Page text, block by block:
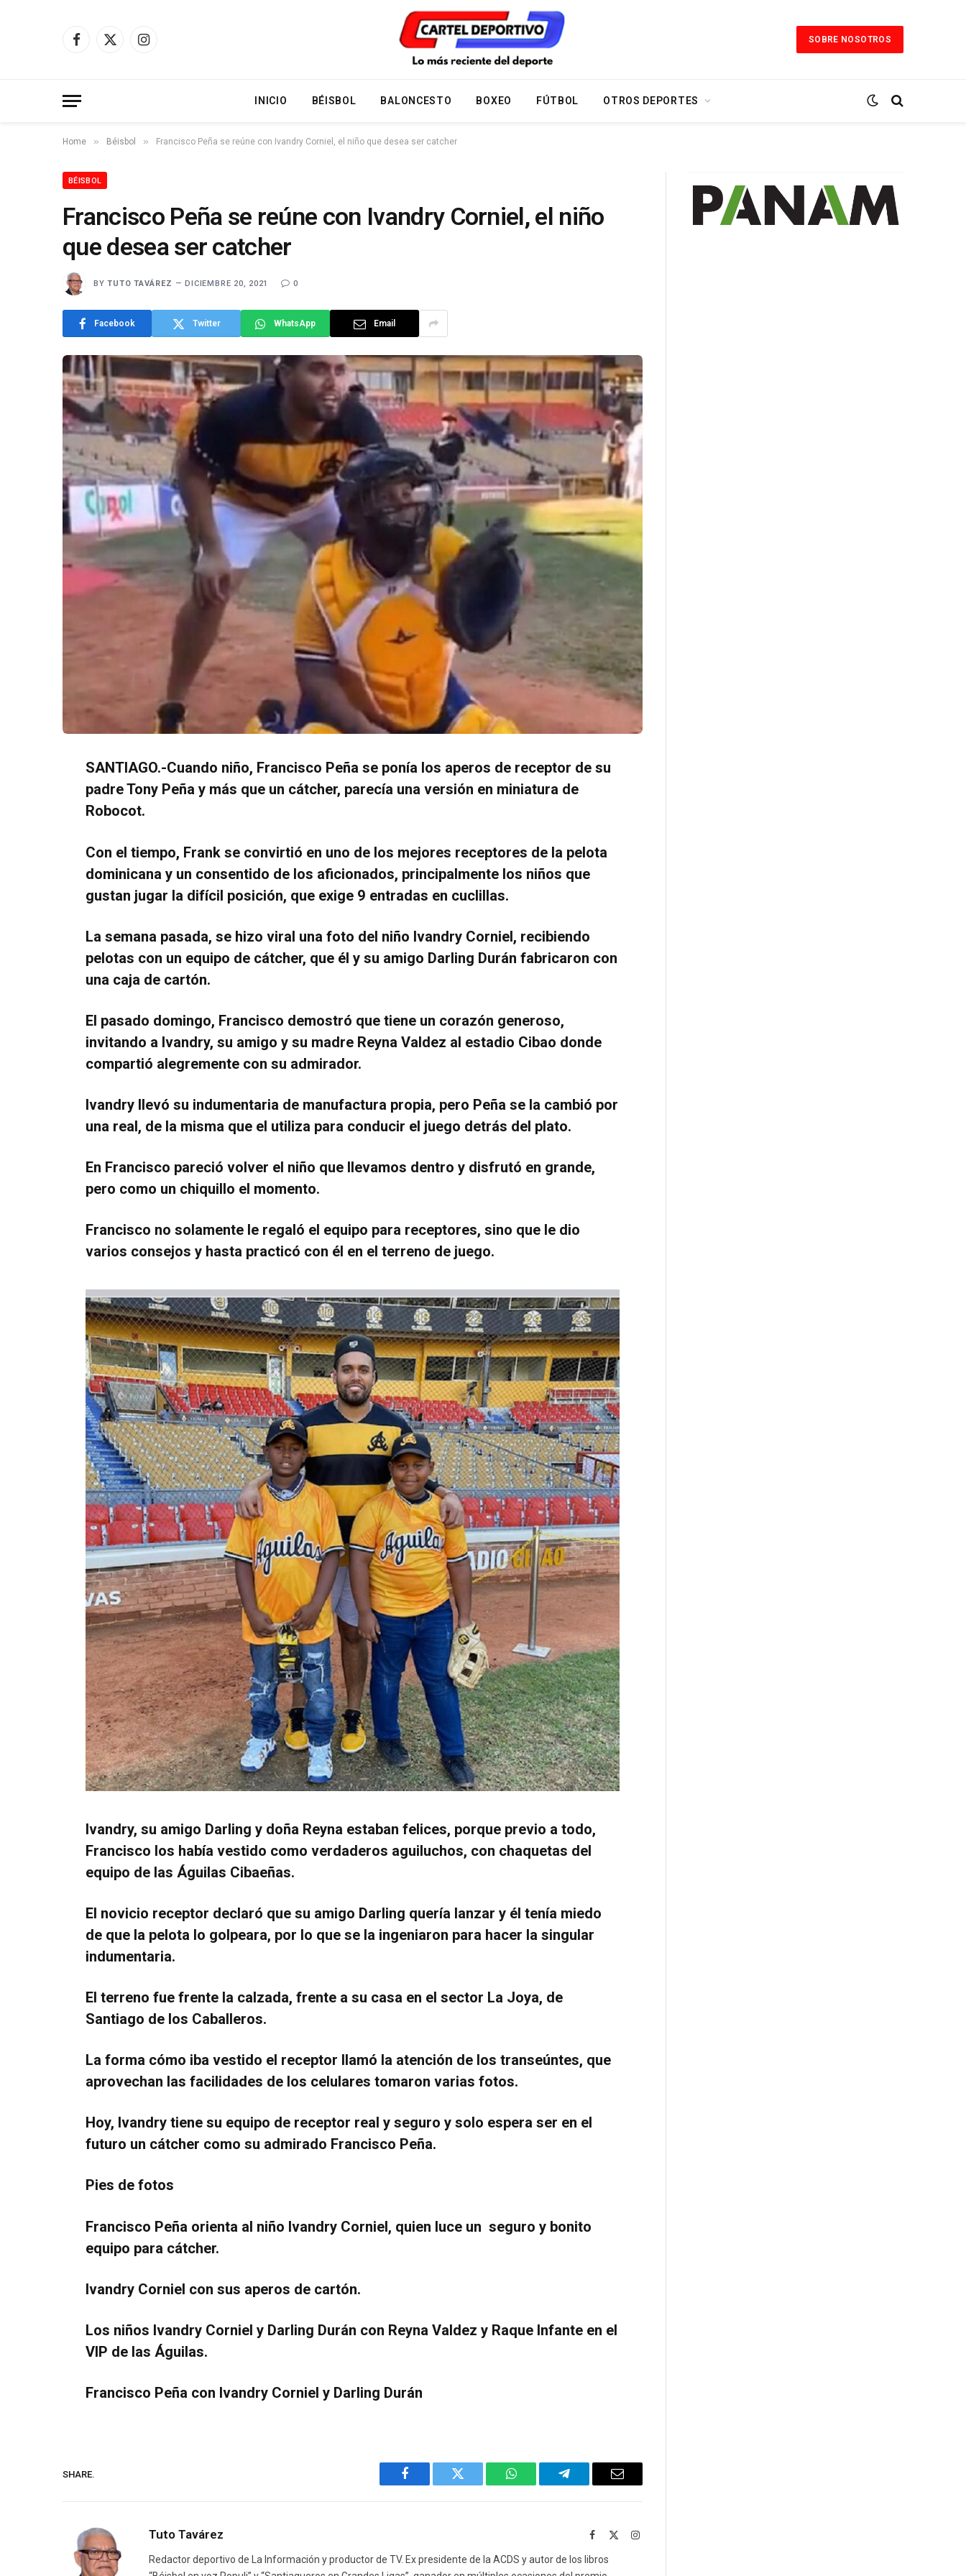
Facebook
X
Instagram
SOBRE NOSOTROS
INICIO BÉISBOL BALONCESTO BOXEO FÚTBOL OTROS DEPORTES
Home » Béisbol » Francisco Peña se reúne con Ivandry Corniel, el niño que desea ser catcher
BÉISBOL
Francisco Peña se reúne con Ivandry Corniel, el niño
que desea ser catcher
BY TUTO TAVÁREZ DICIEMBRE 20, 2021 0
Facebook Twitter WhatsApp Email
SANTIAGO.-Cuando niño, Francisco Peña se ponía los aperos de receptor de su
padre Tony Peña y más que un cátcher, parecía una versión en miniatura de
Robocot.
Con el tiempo, Frank se convirtió en uno de los mejores receptores de la pelota
dominicana y un consentido de los aficionados, principalmente los niños que
gustan jugar la difícil posición, que exige 9 entradas en cuclillas.
La semana pasada, se hizo viral una foto del niño Ivandry Corniel, recibiendo
pelotas con un equipo de cátcher, que él y su amigo Darling Durán fabricaron con
una caja de cartón.
El pasado domingo, Francisco demostró que tiene un corazón generoso,
invitando a Ivandry, su amigo y su madre Reyna Valdez al estadio Cibao donde
compartió alegremente con su admirador.
Ivandry llevó su indumentaria de manufactura propia, pero Peña se la cambió por
una real, de la misma que el utiliza para conducir el juego detrás del plato.
En Francisco pareció volver el niño que llevamos dentro y disfrutó en grande,
pero como un chiquillo el momento.
Francisco no solamente le regaló el equipo para receptores, sino que le dio
varios consejos y hasta practicó con él en el terreno de juego.
Ivandry, su amigo Darling y doña Reyna estaban felices, porque previo a todo,
Francisco los había vestido como verdaderos aguiluchos, con chaquetas del
equipo de las Águilas Cibaeñas.
El novicio receptor declaró que su amigo Darling quería lanzar y él tenía miedo
de que la pelota lo golpeara, por lo que se la ingeniaron para hacer la singular
indumentaria.
El terreno fue frente la calzada, frente a su casa en el sector La Joya, de
Santiago de los Caballeros.
La forma cómo iba vestido el receptor llamó la atención de los transeúntes, que
aprovechan las facilidades de los celulares tomaron varias fotos.
Hoy, Ivandry tiene su equipo de receptor real y seguro y solo espera ser en el
futuro un cátcher como su admirado Francisco Peña.
Pies de fotos
Francisco Peña orienta al niño Ivandry Corniel, quien luce un seguro y bonito
equipo para cátcher.
Ivandry Corniel con sus aperos de cartón.
Los niños Ivandry Corniel y Darling Durán con Reyna Valdez y Raque Infante en el
VIP de las Águilas.
Francisco Peña con Ivandry Corniel y Darling Durán
SHARE.
Facebook Twitter WhatsAppTelegram Email
Tuto Tavárez Facebook Instagram
Redactor deportivo de La Información y productor de TV. Ex presidente de la ACDS y autor de los libros